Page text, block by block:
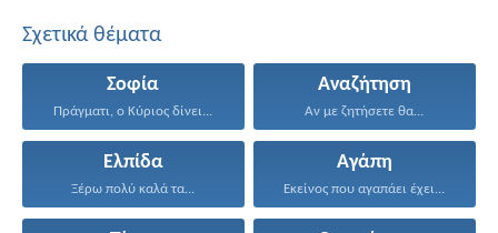
Σχετικά θέματα
Σοφία
Πράγματι, ο Κύριος δίνει...
Αναζήτηση
Αν με ζητήσετε θα...
Ελπίδα
Ξέρω πολύ καλά τα...
Αγάπη
Εκείνος που αγαπάει έχει...